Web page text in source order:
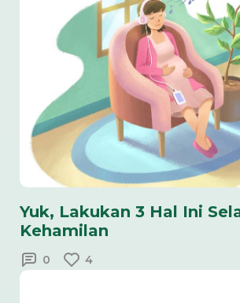
Yuk, Lakukan 3 Hal Ini
Kehamilan
0 4